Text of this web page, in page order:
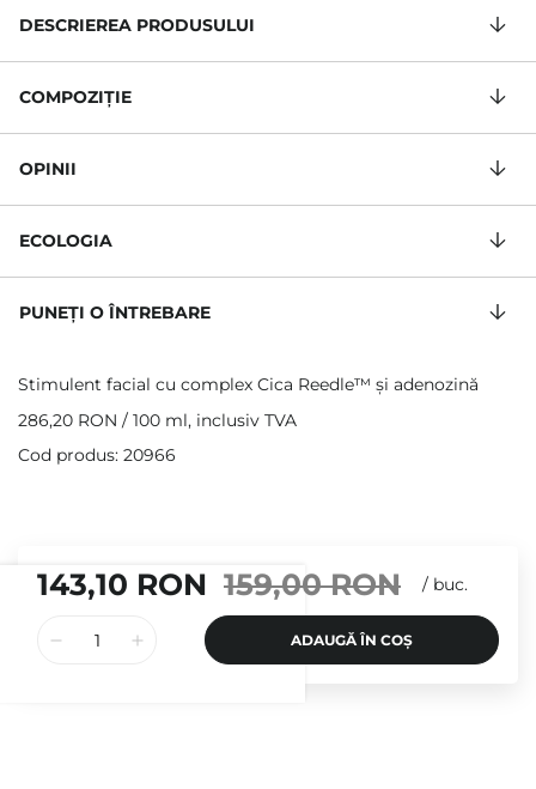
143,10 RON 159,00 RON / buc.
ADAUGĂ ÎN COȘ
DESCRIEREA PRODUSULUI
COMPOZIŢIE
OPINII
ECOLOGIA
PUNEȚI O ÎNTREBARE
Stimulent facial cu complex Cica Reedle™ și adenozină
286,20 RON / 100 ml, inclusiv TVA
Cod produs: 20966